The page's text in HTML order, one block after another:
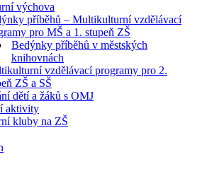
výchova
příběhů – Multikulturní vzdělávací
pro MŠ a 1. stupeň ZŠ
Bedýnky příběhů v městských
knihovnách
vzdělávací programy pro 2.
ZŠ a SŠ
dětí a žáků s OMJ
aktivity
kluby na ZŠ